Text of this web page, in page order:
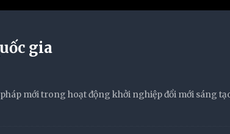
gia
mới trong hoạt động khởi nghiệp đổi mới sáng